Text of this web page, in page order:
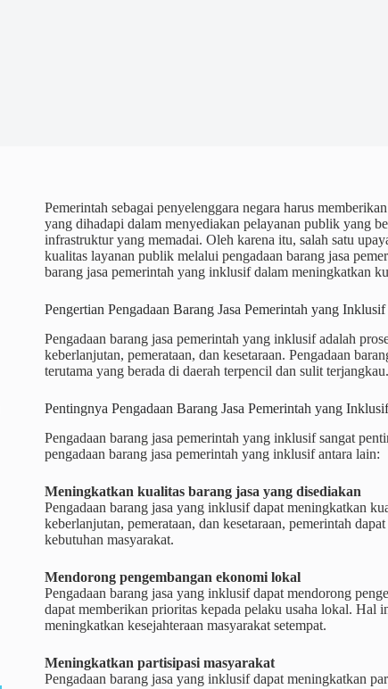
Pemerintah sebagai penyelenggara negara harus
yang dihadapi dalam menyediakan pelayanan publik yang
infrastruktur yang memadai. Oleh karena itu, salah satu
kualitas layanan publik melalui pengadaan barang jasa
barang jasa pemerintah yang inklusif dalam meningkatkan
Pengertian Pengadaan Barang Jasa Pemerintah yang Inklusif
Pengadaan barang jasa pemerintah yang inklusif adalah
keberlanjutan, pemerataan, dan kesetaraan. Pengadaan
terutama yang berada di daerah terpencil dan sulit terjangkau.
Pentingnya Pengadaan Barang Jasa Pemerintah yang Inklusif
Pengadaan barang jasa pemerintah yang inklusif sangat
pengadaan barang jasa pemerintah yang inklusif antara lain:
Meningkatkan kualitas barang jasa yang disediakan
Pengadaan barang jasa yang inklusif dapat meningkatkan
keberlanjutan, pemerataan, dan kesetaraan, pemerintah
kebutuhan masyarakat.
Mendorong pengembangan ekonomi lokal
Pengadaan barang jasa yang inklusif dapat mendorong
dapat memberikan prioritas kepada pelaku usaha lokal. Hal
meningkatkan kesejahteraan masyarakat setempat.
Meningkatkan partisipasi masyarakat
Pengadaan barang jasa yang inklusif dapat meningkatkan